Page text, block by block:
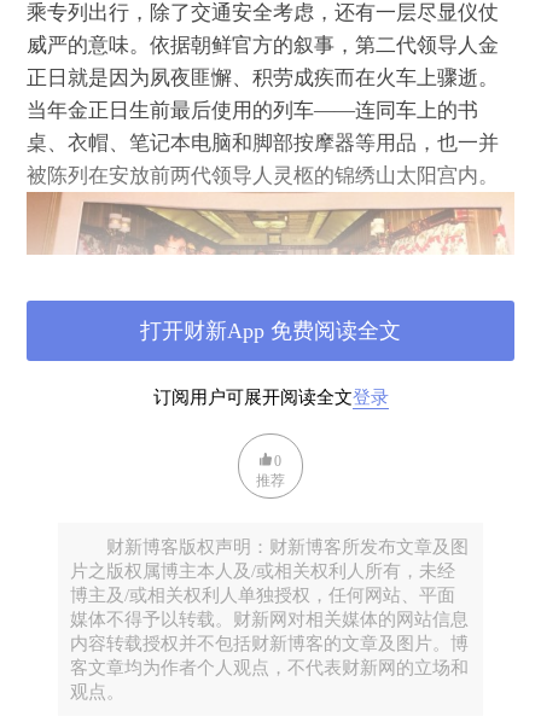
乘专列出行，除了交通安全考虑，还有一层尽显仪仗
威严的意味。依据朝鲜官方的叙事，第二代领导人金
正日就是因为夙夜匪懈、积劳成疾而在火车上骤逝。
当年金正日生前最后使用的列车——连同车上的书
桌、衣帽、笔记本电脑和脚部按摩器等用品，也一并
被陈列在安放前两代领导人灵柩的锦绣山太阳宫内。
因此，当金正恩首次访华信息尚未公开，但丹东车站
已全面戒严之际，在朝经商的中国人皆知，来者必是
金正恩，不做第二人想。否则，其他人不会、也无权
动用火车这一具有踵继前人仪式感的交通工具大阵仗
订阅用户可展开阅读全文登录
打开财新App 免费阅读全文
0
推荐
财新博客版权声明：财新博客所发布文章及图
片之版权属博主本人及/或相关权利人所有，未经
博主及/或相关权利人单独授权，任何网站、平面
媒体不得予以转载。财新网对相关媒体的网站信息
内容转载授权并不包括财新博客的文章及图片。博
客文章均为作者个人观点，不代表财新网的立场和
观点。